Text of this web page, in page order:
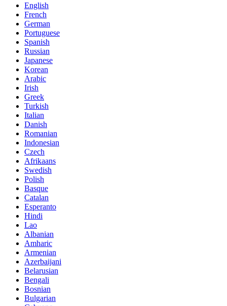
English
French
German
Portuguese
Spanish
Russian
Japanese
Korean
Arabic
Irish
Greek
Turkish
Italian
Danish
Romanian
Indonesian
Czech
Afrikaans
Swedish
Polish
Basque
Catalan
Esperanto
Hindi
Lao
Albanian
Amharic
Armenian
Azerbaijani
Belarusian
Bengali
Bosnian
Bulgarian